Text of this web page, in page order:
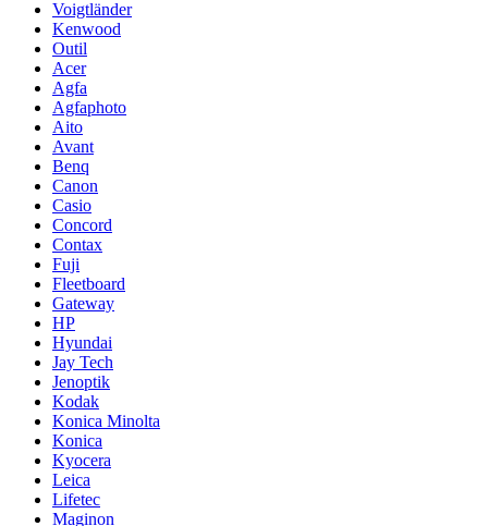
Voigtländer
Kenwood
Outil
Acer
Agfa
Agfaphoto
Aito
Avant
Benq
Canon
Casio
Concord
Contax
Fuji
Fleetboard
Gateway
HP
Hyundai
Jay Tech
Jenoptik
Kodak
Konica Minolta
Konica
Kyocera
Leica
Lifetec
Maginon